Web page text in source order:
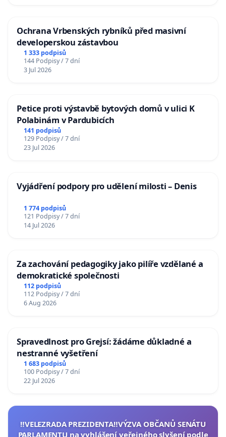
Ochrana Vrbenských rybníků před masivní
developerskou zástavbou
1 333 podpisů
144 Podpisy / 7 dní
3 Jul 2026
Petice proti výstavbě bytových domů v ulici K
Polabinám v Pardubicích
141 podpisů
129 Podpisy / 7 dní
23 Jul 2026
Vyjádření podpory pro udělení milosti – Denis
1 774 podpisů
121 Podpisy / 7 dní
14 Jul 2026
Za zachování pedagogiky jako pilíře vzdělané a
demokratické společnosti
112 podpisů
112 Podpisy / 7 dní
6 Aug 2026
Spravedlnost pro Grejsí: žádáme důkladné a
nestranné vyšetření
1 683 podpisů
100 Podpisy / 7 dní
22 Jul 2026
‼️VELEZRADA PREZIDENTA‼️VÝZVA OBČANŮ SENÁTU
PARLAMENTU na vyhlášení veřejného slyšení podle